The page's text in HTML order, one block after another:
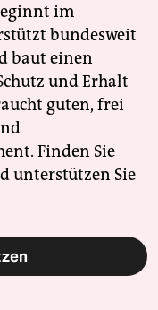
im
bundesweit
baut einen
und Erhalt
guten, frei
Finden Sie
unterstützen Sie